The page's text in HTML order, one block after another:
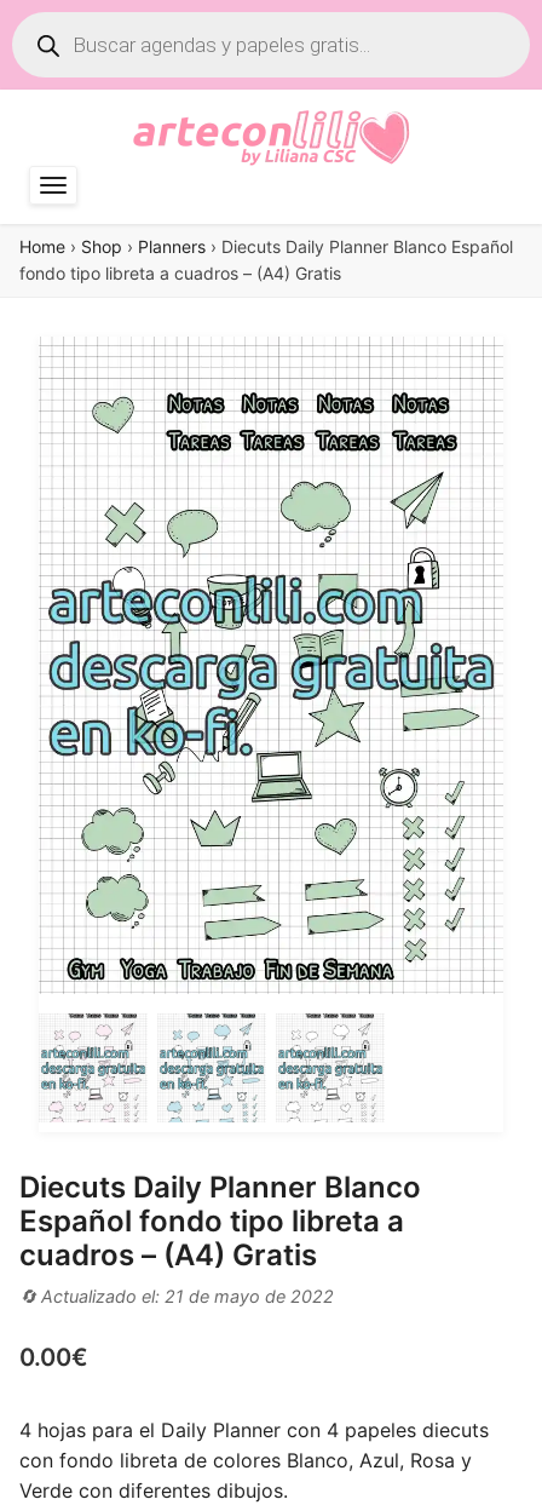
Búsqueda
de
productos
Home › Shop › Planners › Diecuts Daily Planner Blanco Español
fondo tipo libreta a cuadros – (A4) Gratis
Diecuts Daily Planner Blanco
Español fondo tipo libreta a
cuadros – (A4) Gratis
🔄 Actualizado el: 21 de mayo de 2022
0.00€
4 hojas para el Daily Planner con 4 papeles diecuts
con fondo libreta de colores Blanco, Azul, Rosa y
Verde con diferentes dibujos.